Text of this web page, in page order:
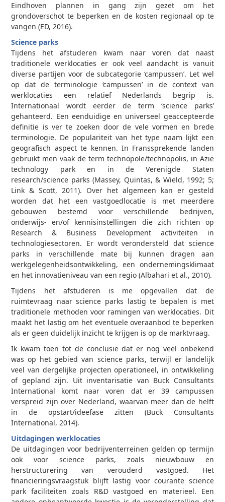
Eindhoven plannen in gang zijn gezet om het
grondoverschot te beperken en de kosten regionaal op te
vangen (ED, 2016).
Science parks
Tijdens het afstuderen kwam naar voren dat naast
traditionele werklocaties er ook veel aandacht is vanuit
diverse partijen voor de subcategorie ‘campussen’. Let wel
op dat de terminologie ‘campussen’ in de context van
werklocaties een relatief Nederlands begrip is.
Internationaal wordt eerder de term ‘science parks’
gehanteerd. Een eenduidige en universeel geaccepteerde
definitie is ver te zoeken door de vele vormen en brede
terminologie. De populariteit van het type naam lijkt een
geografisch aspect te kennen. In Franssprekende landen
gebruikt men vaak de term technopole/technopolis, in Azië
technology park en in de Verenigde Staten
research/science parks (Massey, Quintas, & Wield, 1992; 5;
Link & Scott, 2011). Over het algemeen kan er gesteld
worden dat het een vastgoedlocatie is met meerdere
gebouwen bestemd voor verschillende bedrijven,
onderwijs- en/of kennisinstellingen die zich richten op
Research & Business Development activiteiten in
technologiesectoren. Er wordt verondersteld dat science
parks in verschillende mate bij kunnen dragen aan
werkgelegenheidsontwikkeling, een ondernemingsklimaat
en het innovatieniveau van een regio (Albahari et al., 2010).
Tijdens het afstuderen is me opgevallen dat de
ruimtevraag naar science parks lastig te bepalen is met
traditionele methoden voor ramingen van werklocaties. Dit
maakt het lastig om het eventuele overaanbod te beperken
als er geen duidelijk inzicht te krijgen is op de marktvraag.
Ik kwam toen tot de conclusie dat er nog veel onbekend
was op het gebied van science parks, terwijl er landelijk
veel van dergelijke projecten operationeel, in ontwikkeling
of gepland zijn. Uit inventarisatie van Buck Consultants
International komt naar voren dat er 39 campussen
verspreid zijn over Nederland, waarvan meer dan de helft
in de opstart/ideefase zitten (Buck Consultants
International, 2014).
Uitdagingen werklocaties
De uitdagingen voor bedrijventerreinen gelden op termijn
ook voor science parks, zoals nieuwbouw en
herstructurering van verouderd vastgoed. Het
financieringsvraagstuk blijft lastig voor courante science
park faciliteiten zoals R&D vastgoed en materieel. Een